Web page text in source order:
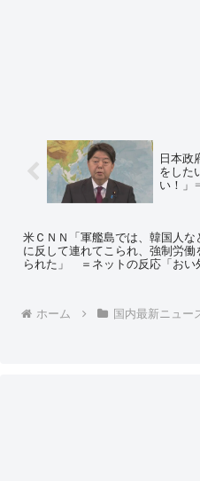
日本政
をした
い！」
覚悟
な関係
米ＣＮＮ「軍艦島では、韓国人な
に反して連れてこられ、強制労働
られた」 ＝ネットの反応「おい
ホーム
国内最新ニュー